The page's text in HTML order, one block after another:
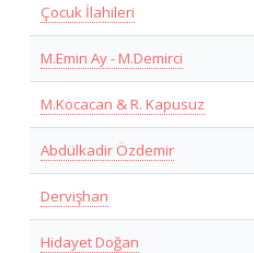
Çocuk İlahileri
M.Emin Ay - M.Demirci
M.Kocacan & R. Kapusuz
Abdülkadir Özdemir
Dervişhan
Hidayet Doğan